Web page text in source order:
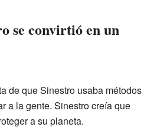
se convirtió en un
de que Sinestro usaba métodos
a la gente. Sinestro creía que
a su planeta.